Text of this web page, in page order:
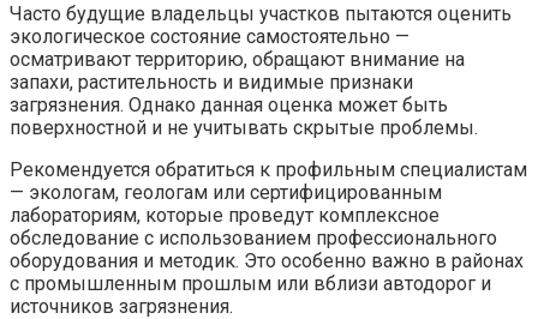
Часто будущие владельцы участков пытаются оценить
экологическое состояние самостоятельно —
осматривают территорию, обращают внимание на
запахи, растительность и видимые признаки
загрязнения. Однако данная оценка может быть
поверхностной и не учитывать скрытые проблемы.
Рекомендуется обратиться к профильным специалистам
— экологам, геологам или сертифицированным
лабораториям, которые проведут комплексное
обследование с использованием профессионального
оборудования и методик. Это особенно важно в районах
с промышленным прошлым или вблизи автодорог и
источников загрязнения.